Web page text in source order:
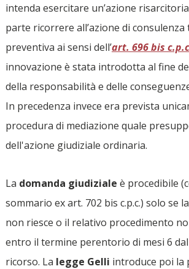
intenda esercitare un’azione
parte ricorrere all’azione di consulenza
preventiva ai sensi dell’art. 696 bis
innovazione è stata introdotta al fine
della responsabilità e delle
In precedenza invece era prevista
procedura di mediazione quale
dell'azione giudiziale ordinaria.
La domanda giudiziale è procedibile
sommario ex art. 702 bis c.p.c.) solo se
non riesce o il relativo procedimento
entro il termine perentorio di mesi 6
ricorso. La legge Gelli introduce poi la